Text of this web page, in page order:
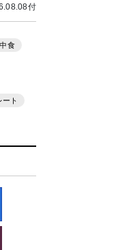
付
中食
ート